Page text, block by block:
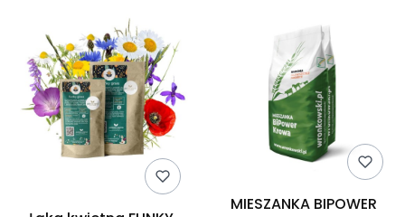
MIESZANKA BIPOWER